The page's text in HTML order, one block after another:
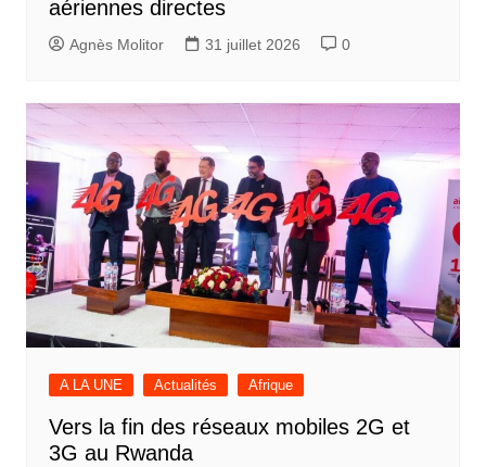
aériennes directes
Agnès Molitor 31 juillet 2026 0
A LA UNE Actualités Afrique
Vers la fin des réseaux mobiles 2G et
3G au Rwanda